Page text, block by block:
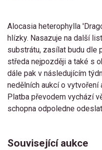
Alocasia heterophylla
hlízky. Nasazuje na další
substrátu, zasílat budu dle
středa nejpozději a také s
dále pak v následujícím
nedělních aukcí o vytvoření
Platba převodem vychází
schopna odpoledne
Související aukce